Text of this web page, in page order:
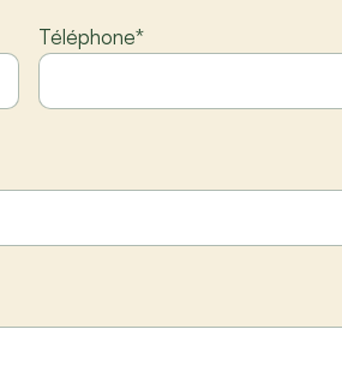
Téléphone*